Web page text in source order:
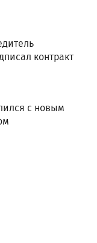
контракт
с новым